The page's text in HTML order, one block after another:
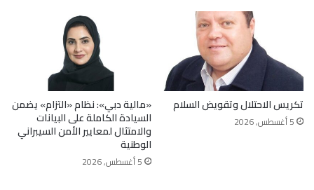
تكريس الاحتلال وتقويض السلام
5 أغسطس, 2026
«مالية دبي»: نظام «التزام» يضمن
السيادة الكاملة على البيانات
والامتثال لمعايير الأمن السيبراني
الوطنية
5 أغسطس, 2026